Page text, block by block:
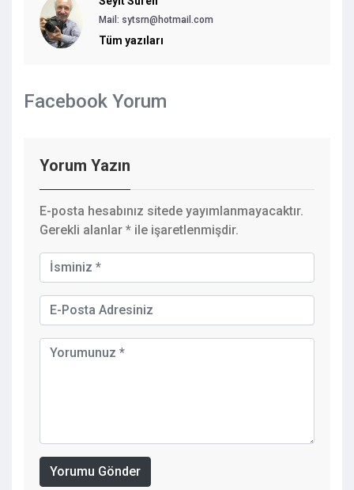
Mail: sytsrn@hotmail.com
Tüm yazıları
Facebook Yorum
Yorum Yazın
E-posta hesabınız sitede yayımlanmayacaktır.
Gerekli alanlar * ile işaretlenmişdir.
Yorumu Gönder